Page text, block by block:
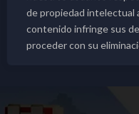
de propiedad intelectual
contenido infringe sus
proceder con su